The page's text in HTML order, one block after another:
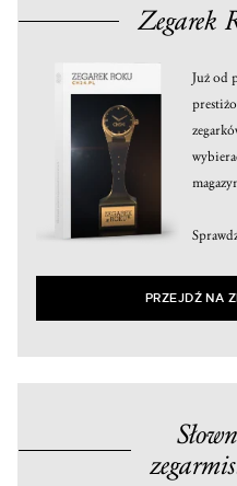
Zegarek
Już od
PRZEJDŹ NA